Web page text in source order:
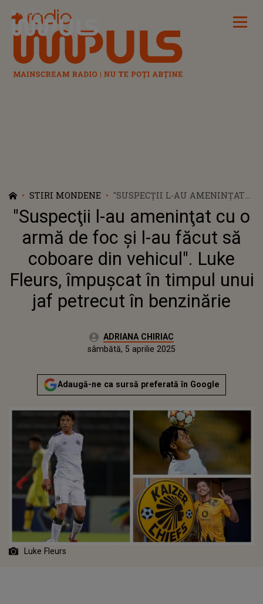
Radio Impuls
STIRI MONDENE
"SUSPECŢII L-AU AMENINŢAT
CU O ARMĂ DE FOC ŞI L-AU
FĂCUT SĂ COBOARE DIN
VEHICUL". LUKE FLEURS,
ÎMPUȘCAT ÎN TIMPUL UNUI
JAF PETRECUT ÎN BENZINĂRIE
"Suspecţii l-au ameninţat cu o
armă de foc şi l-au făcut să
coboare din vehicul". Luke
Fleurs, împușcat în timpul unui
jaf petrecut în benzinărie
Autor:ADRIANA CHIRIAC
Actualizat:
sâmbătă, 5 aprilie 2025
Adaugă-ne ca sursă preferată în Google
Luke Fleurs